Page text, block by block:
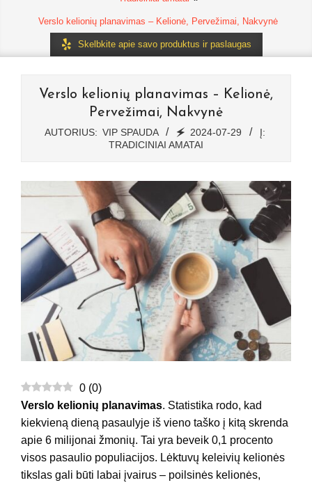
Verslo kelionių planavimas – Kelionė, Pervežimai, Nakvynė
Skelbkite apie savo produktus ir paslaugas
Verslo kelionių planavimas – Kelionė,
Pervežimai, Nakvynė
AUTORIUS: VIP SPAUDA 🗲 2024-07-29
Į:
TRADICINIAI AMATAI
0 (0)
Verslo kelionių planavimas. Statistika rodo, kad
kiekvieną dieną pasaulyje iš vieno taško į kitą skrenda
apie 6 milijonai žmonių. Tai yra beveik 0,1 procento
visos pasaulio populiacijos. Lėktuvų keleivių kelionės
tikslas gali būti labai įvairus – poilsinės kelionės,